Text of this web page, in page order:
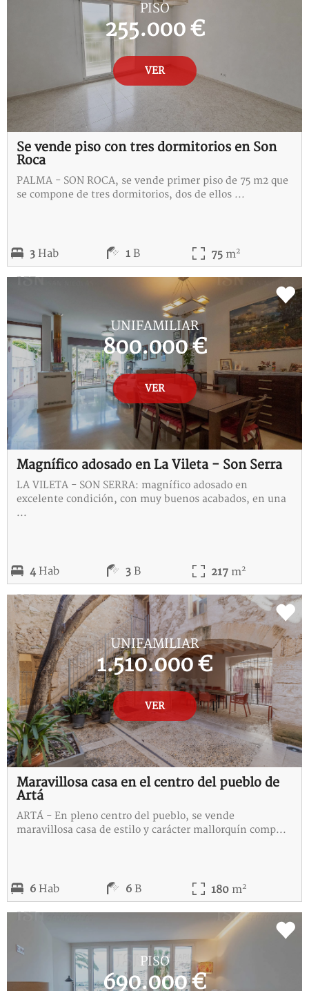
PISO
255.000 €
VER
Se vende piso con tres dormitorios en Son
Roca
PALMA - SON ROCA, se vende primer piso de 75 m2 que
se compone de tres dormitorios, dos de ellos ...
3 Hab 1 B 75 m2
UNIFAMILIAR
800.000 €
VER
Magnífico adosado en La Vileta - Son Serra
LA VILETA - SON SERRA: magnífico adosado en
excelente condición, con muy buenos acabados, en una
...
REF:B-115373-C
4 Hab 3 B 217 m2
UNIFAMILIAR
1.510.000 €
VER
Maravillosa casa en el centro del pueblo de
Artá
ARTÁ - En pleno centro del pueblo, se vende
maravillosa casa de estilo y carácter mallorquín comp...
6 Hab 6 B 180 m2
PISO
690.000 €